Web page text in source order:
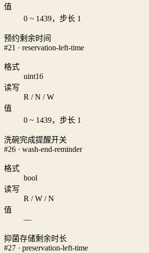
值
0 ~ 1439，步长 1
预约剩余时间
#21 · reservation-left-time
格式
uint16
读写
R / N / W
值
0 ~ 1439，步长 1
洗碗完成提醒开关
#26 · wash-end-reminder
格式
bool
读写
R / W / N
值
—
抑菌存储剩余时长
#27 · preservation-left-time